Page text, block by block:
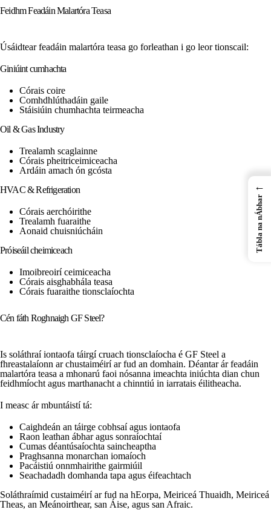
Feidhm Feadáin Malartóra Teasa
Úsáidtear feadáin malartóra teasa go forleathan i go leor tionscail:
Giniúint cumhachta
Córais coire
Comhdhlúthadáin gaile
Stáisiúin chumhachta teirmeacha
Oil & Gas Industry
Trealamh scaglainne
Córais pheitriceimiceacha
Ardáin amach ón gcósta
HVAC & Refrigeration
Córais aerchóirithe
Trealamh fuaraithe
Aonaid chuisniúcháin
Próiseáil cheimiceach
Imoibreoirí ceimiceacha
Córais aisghabhála teasa
Córais fuaraithe tionsclaíochta
Cén fáth Roghnaigh GF Steel?
Is soláthraí iontaofa táirgí cruach tionsclaíocha é GF Steel a
fhreastalaíonn ar chustaiméirí ar fud an domhain. Déantar ár feadáin
malartóra teasa a mhonarú faoi nósanna imeachta iniúchta dian chun
feidhmíocht agus marthanacht a chinntiú in iarratais éilitheacha.
I measc ár mbuntáistí tá:
Caighdeán an táirge cobhsaí agus iontaofa
Raon leathan ábhar agus sonraíochtaí
Cumas déantúsaíochta saincheaptha
Praghsanna monarchan iomaíoch
Pacáistiú onnmhairithe gairmiúil
Seachadadh domhanda tapa agus éifeachtach
Soláthraímid custaiméirí ar fud na hEorpa, Meiriceá Thuaidh, Meiriceá
Theas, an Meánoirthear, san Áise, agus san Afraic.
←
Tábla na nÁbhar